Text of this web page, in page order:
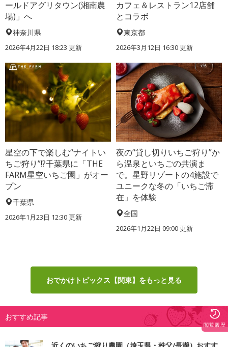
ールドアグリタウン(湘南農
場)」へ
神奈川県
2026年4月22日 18:23 更新
カフェ＆レストラン12店舗
とコラボ
東京都
2026年3月12日 16:30 更新
星空の下で楽しむ“ナイトい
ちご狩り”!?千葉県に「THE
FARM星空いちご園」がオー
プン
千葉県
2026年1月23日 12:30 更新
夜の“貸し切りいちご狩り”か
ら温泉といちごの共演ま
で。星野リゾートの4施設で
ユニークな冬の「いちご滞
在」を体験
全国
2026年1月22日 09:00 更新
おでかけトピックス【関東】をもっと見る
おすすめ記事
閲覧履歴